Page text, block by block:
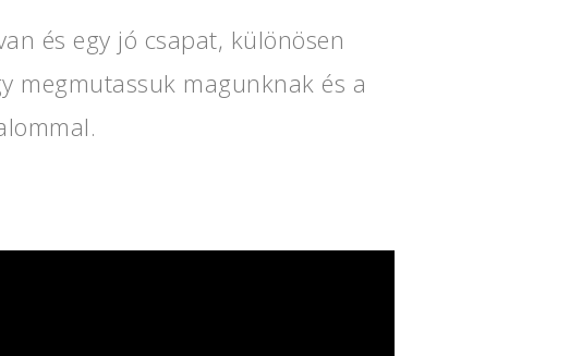
és egy jó csapat, különösen
megmutassuk magunknak és a